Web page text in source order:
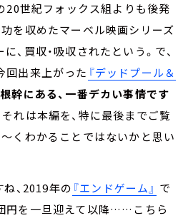
20世紀フォックス組よりも後発
を収めたマーベル映画シリーズ
、買収・吸収されたという。で、
回出来上がった 『デッドプール＆
幹にある、一番デカい事情です
それは本編を、特に最後までご覧
くわかることではないかと思い
、2019年の 『エンドゲーム』 で
円を一旦迎えて以降……こちら